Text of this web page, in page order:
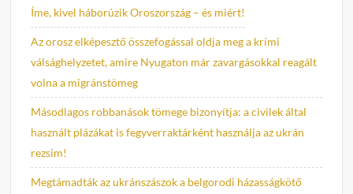
Íme, kivel háborúzik Oroszország – és miért!
Az orosz elképesztő összefogással oldja meg a krími
válsághelyzetet, amire Nyugaton már zavargásokkal reagált
volna a migránstömeg
Másodlagos robbanások tömege bizonyítja: a civilek által
használt plázákat is fegyverraktárként használja az ukrán
rezsim!
Megtámadták az ukránszászok a belgorodi házasságkötő